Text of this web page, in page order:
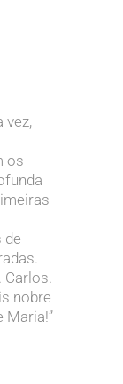
vez,
os
de
Carlos.
nobre
Maria!”